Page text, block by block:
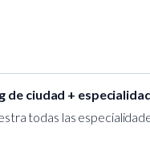
de ciudad +
todas las